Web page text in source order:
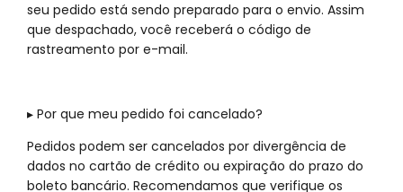
seu pedido está sendo preparado para o envio. Assim
que despachado, você receberá o código de
rastreamento por e-mail.
▸ Por que meu pedido foi cancelado?
Pedidos podem ser cancelados por divergência de
dados no cartão de crédito ou expiração do prazo do
boleto bancário. Recomendamos que verifique os